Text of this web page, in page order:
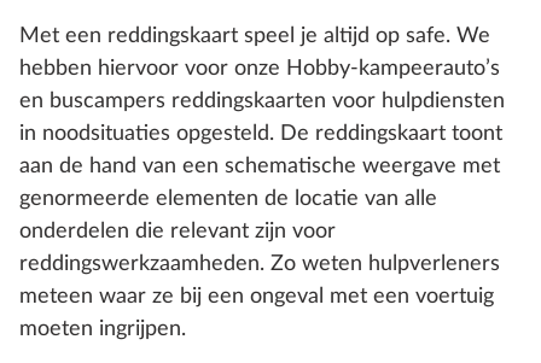
Met een reddingskaart speel je altijd op safe. We
hebben hiervoor voor onze Hobby-kampeerauto’s
en buscampers reddingskaarten voor hulpdiensten
in noodsituaties opgesteld. De reddingskaart toont
aan de hand van een schematische weergave met
genormeerde elementen de locatie van alle
onderdelen die relevant zijn voor
reddingswerkzaamheden. Zo weten hulpverleners
meteen waar ze bij een ongeval met een voertuig
moeten ingrijpen.